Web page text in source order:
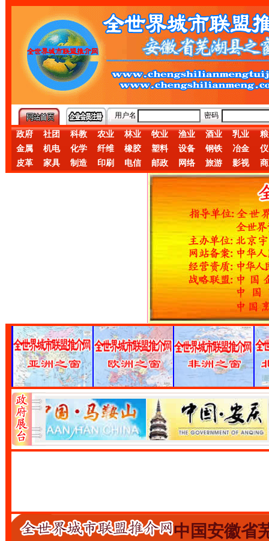
用户名 密码
政府 社团 科教 农业 林业 牧业 渔业 酒业 乳业
金属
机电 化学 纤维 橡胶 塑料 设备 钢铁 冶金
皮革
家具 制造 印刷 电信 邮政 网络 旅游 影视
中国安徽省